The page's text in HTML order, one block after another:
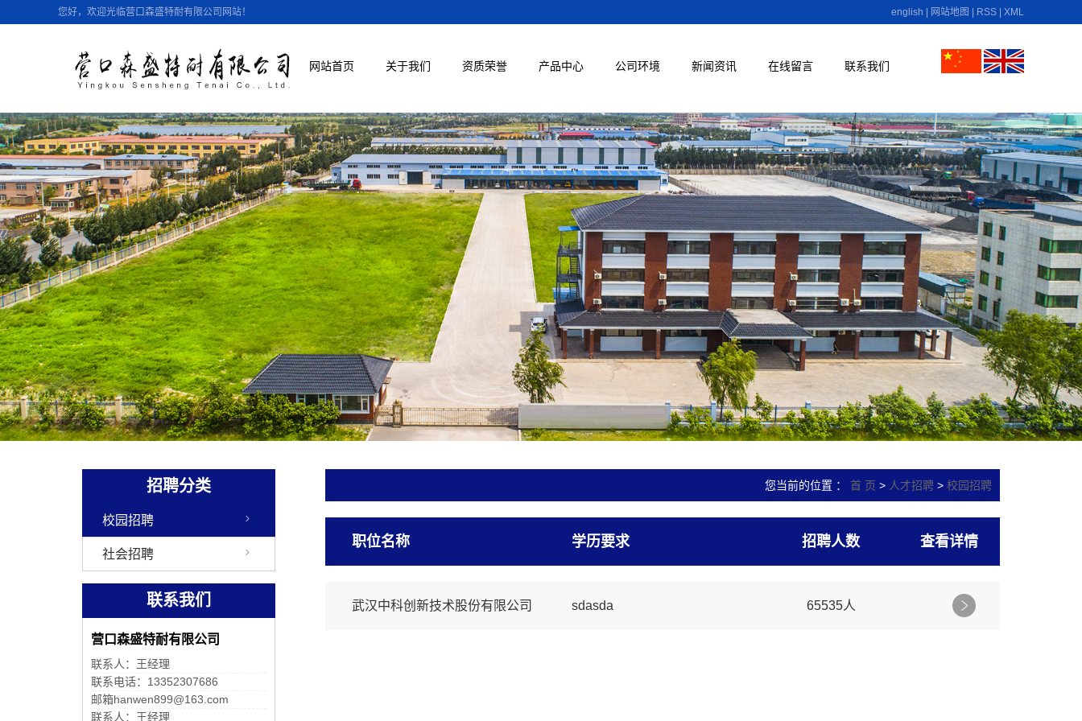
您好，欢迎光临营口森盛特耐有限公司网站！ english 网站地图 RSS XML
网站首页 关于我们 资质荣誉 产品中心 公司环境 新闻资讯 在线留言 联系我们
招聘分类
校园招聘
社会招聘
联系我们
营口森盛特耐有限公司
联系人：王经理
联系电话：13352307686
邮箱hanwen899@163.com
联系人：王经理
您当前的位置 ： 首 页 > 人才招聘 > 校园招聘
职位名称 学历要求 招聘人数 查看详情
武汉中科创新技术股份有限公司 sdasda 65535人